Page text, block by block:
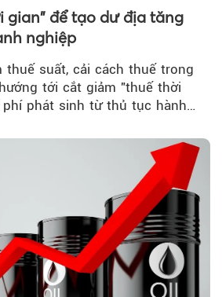
gian" để tạo dư địa tăng
nghiệp
thuế suất, cải cách thuế trong
tới cắt giảm "thuế thời
phát sinh từ thủ tục hành